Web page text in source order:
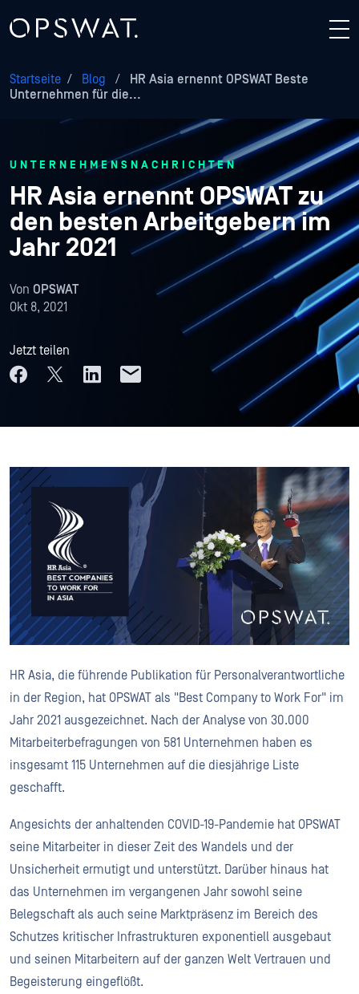
Startseite / Blog /
HR Asia ernennt OPSWAT Beste
Unternehmen für die...
UNTERNEHMENSNACHRICHTEN
HR Asia ernennt OPSWAT zu
den besten Arbeitgebern im
Jahr 2021
Von OPSWAT
Okt 8, 2021
Jetzt teilen
HR Asia, die führende Publikation für Personalverantwortliche
in der Region, hat OPSWAT als "Best Company to Work For" im
Jahr 2021 ausgezeichnet. Nach der Analyse von 30.000
Mitarbeiterbefragungen von 581 Unternehmen haben es
insgesamt 115 Unternehmen auf die diesjährige Liste
geschafft.
Angesichts der anhaltenden COVID-19-Pandemie hat OPSWAT
seine Mitarbeiter in dieser Zeit des Wandels und der
Unsicherheit ermutigt und unterstützt. Darüber hinaus hat
das Unternehmen im vergangenen Jahr sowohl seine
Belegschaft als auch seine Marktpräsenz im Bereich des
Schutzes kritischer Infrastrukturen exponentiell ausgebaut
und seinen Mitarbeitern auf der ganzen Welt Vertrauen und
Begeisterung eingeflößt.